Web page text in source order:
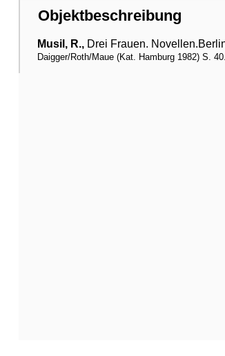
Objektbeschreibung
Musil, R.,Drei Frauen.
Daigger/Roth/Maue (Kat. Hamburg 1982) S.